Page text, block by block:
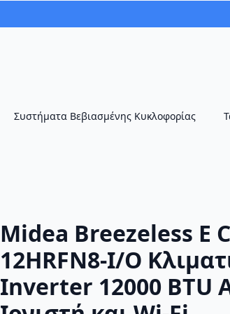
Συστήματα Βεβιασμένης Κυκλοφορίας
Midea Breezeless E
12HRFN8-I/O
Inverter 12000 BTU